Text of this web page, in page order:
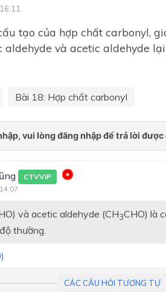
Chương 3:
hữu cơ
Chủ đề 5:
Chủ đề 6:
Chương 5:
tạo của hợp chất carbonyl,
aldehyde và acetic aldehyde
Bài 18: Hợp chất carbonyl
CTVVIP
và acetic aldehyde (CH3CHO) là
thường.
)
CÁC CÂU HỎI TƯƠNG TỰ